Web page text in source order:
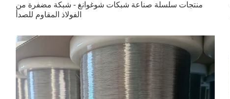
منتجات سلسلة صناعة شبكات شوغوانغ - شبكة مضفرة من
الفولاذ المقاوم للصدأ